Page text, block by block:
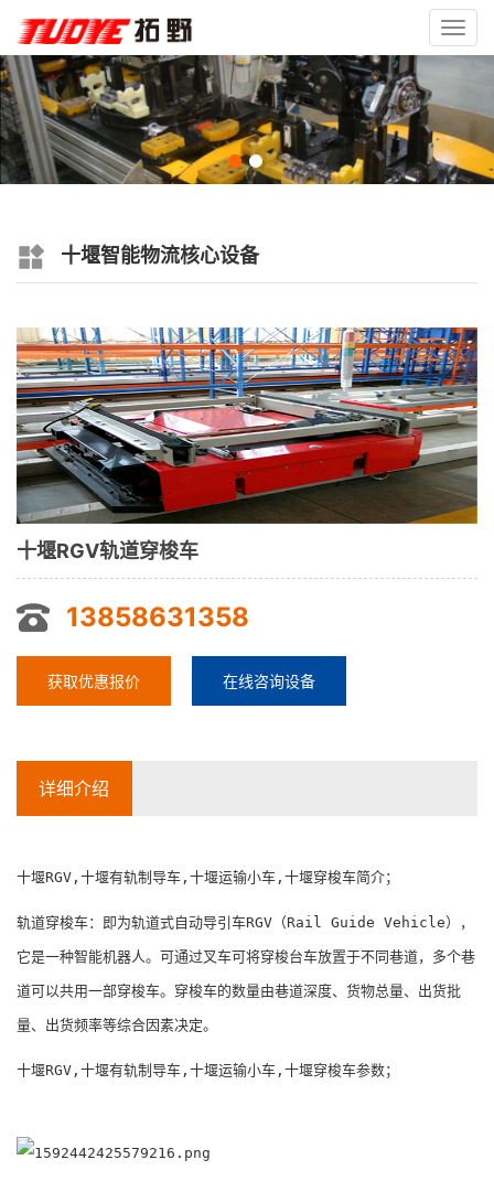
十堰智能物流核心设备
十堰RGV轨道穿梭车
13858631358
获取优惠报价 在线咨询设备
详细介绍
十堰RGV,十堰有轨制导车,十堰运输小车,十堰穿梭车简介；
轨道穿梭车：即为轨道式自动导引车RGV（Rail Guide Vehicle），
它是一种智能机器人。可通过叉车可将穿梭台车放置于不同巷道，多个巷
道可以共用一部穿梭车。穿梭车的数量由巷道深度、货物总量、出货批
量、出货频率等综合因素决定。
十堰RGV,十堰有轨制导车,十堰运输小车,十堰穿梭车参数；